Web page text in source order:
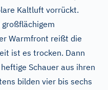
Kaltluft vorrückt.
Warmfront reißt die
ist es trocken. Dann
Schauer aus ihren
bilden vier bis sechs